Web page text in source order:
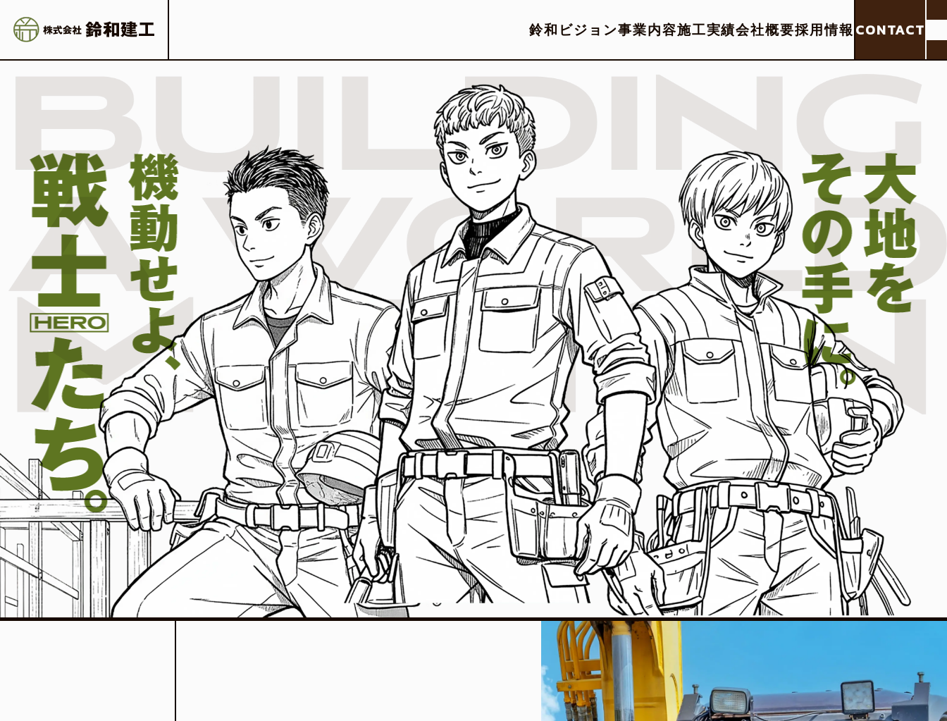
鈴和ビジョン事業内容施工実績会社概要採用情報CONTACT